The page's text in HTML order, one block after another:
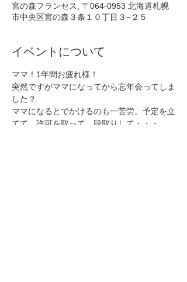
宮の森フランセス, 〒064-0953 北海道札幌
市中央区宮の森３条１０丁目３−２５
イベントについて
ママ！1年間お疲れ様！
突然ですがママになってから忘年会ってしま
した？
ママになるとでかけるのも一苦労。予定を立
てて、許可を取って、段取りして・・・